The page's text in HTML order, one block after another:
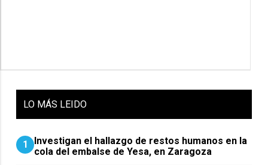
LO MÁS LEIDO
1
Investigan el hallazgo de restos humanos en la
cola del embalse de Yesa, en Zaragoza